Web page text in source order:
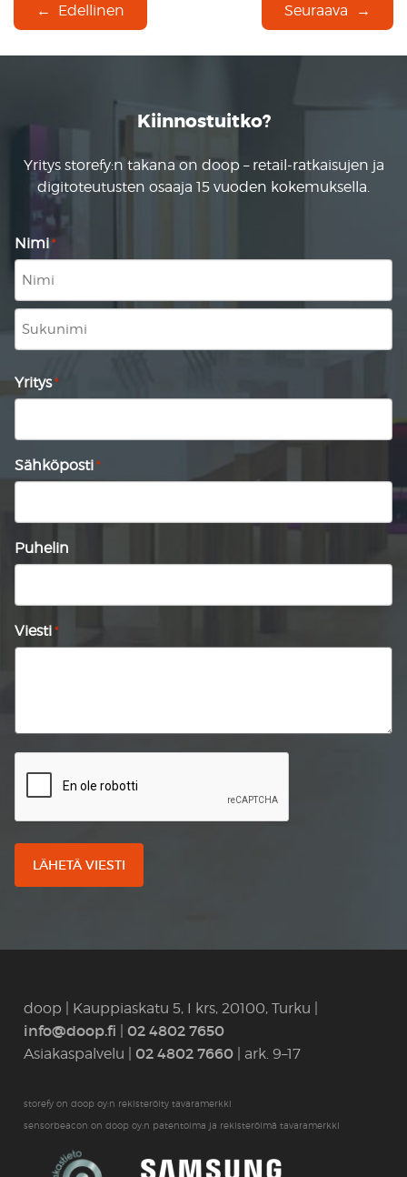
Seuraava
Edellinen
Kiinnostuitko?
Yritys storefy:n takana on doop – retail-ratkaisujen ja
digitoteutusten osaaja 15 vuoden kokemuksella.
Nimi *
Nimi
Yritys *
Sähköposti *
Puhelin
Viesti *
CAPTCHA
doop | Kauppiaskatu 5, I krs, 20100, Turku |
info@doop.fi 02 4802 7650
Asiakaspalvelu | 02 4802 7660 | ark. 9–17
storefy on doop oy:n rekisteröity tavaramerkki
sensorbeacon on doop oy:n patentoima ja rekisteröimä tavaramerkki